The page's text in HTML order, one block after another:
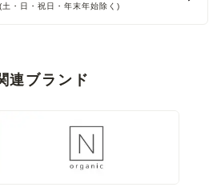
・日・祝日・年末年始除く)
連ブランド